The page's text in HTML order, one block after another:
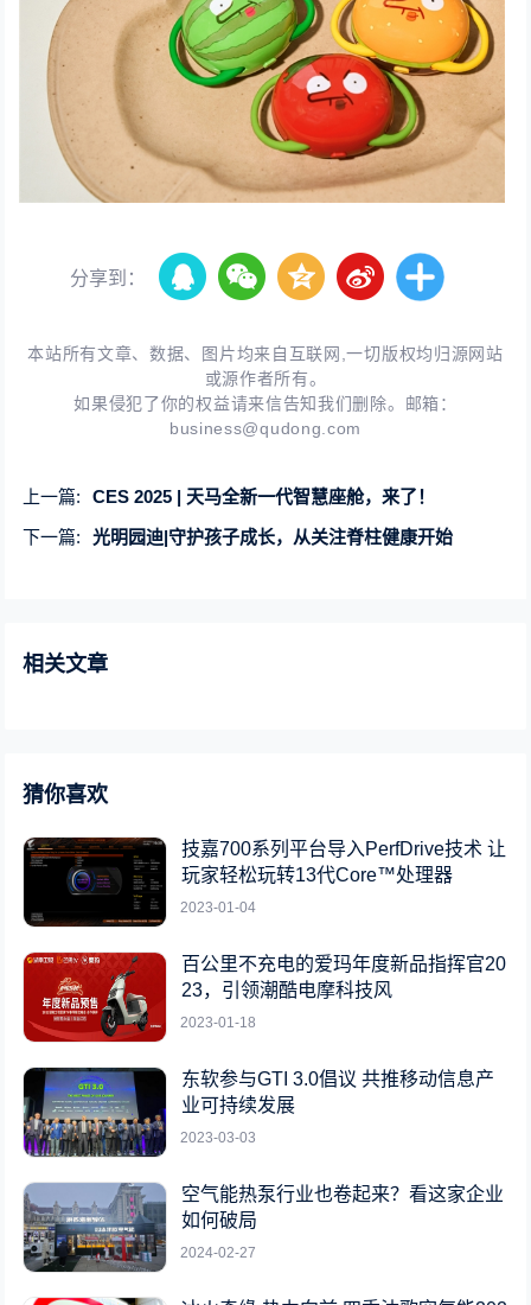
分享到：
本站所有文章、数据、图片均来自互联网,一切版权均归源网站
或源作者所有。
如果侵犯了你的权益请来信告知我们删除。邮箱：
business@qudong.com
上一篇:
CES 2025 | 天马全新一代智慧座舱，来了！
下一篇:
光明园迪|守护孩子成长，从关注脊柱健康开始
相关文章
猜你喜欢
技嘉700系列平台导入PerfDrive技术 让
玩家轻松玩转13代Core™处理器
2023-01-04
百公里不充电的爱玛年度新品指挥官20
23，引领潮酷电摩科技风
2023-01-18
东软参与GTI 3.0倡议 共推移动信息产
业可持续发展
2023-03-03
空气能热泵行业也卷起来？看这家企业
如何破局
2024-02-27